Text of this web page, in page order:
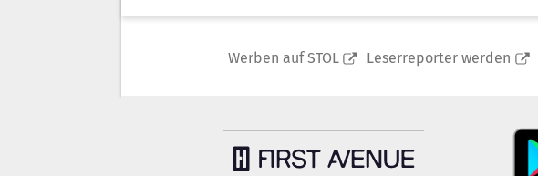
Werben auf STOL Leserreporter werden